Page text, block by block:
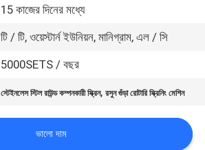
15 কাজের দিনের মধ্যে
টি / টি, ওয়েস্টার্ন ইউনিয়ন, মানিগ্রাম, এল / সি
5000SETS / বছর
স্টেইনলেস স্টিল রাউন্ড কম্পনকারী স্ক্রিন,রসুন গুঁড়া রোটারি স্ক্রিনিং মেশিন
ভালো দাম